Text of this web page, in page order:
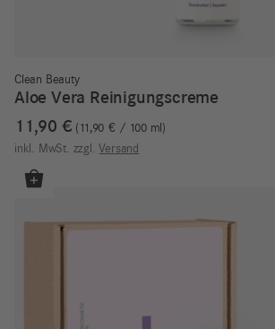
Clean Beauty
Aloe Vera Reinigungscreme
11,90 € 11,90€/ 100 ml
inkl. MwSt. zzgl. Versand